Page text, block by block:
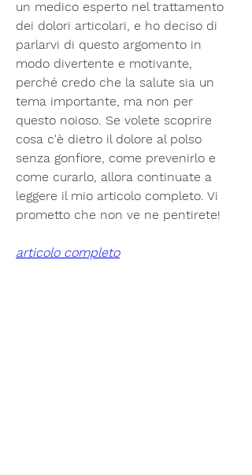
un medico esperto nel trattamento
dei dolori articolari, e ho deciso di
parlarvi di questo argomento in
modo divertente e motivante,
perché credo che la salute sia un
tema importante, ma non per
questo noioso. Se volete scoprire
cosa c'è dietro il dolore al polso
senza gonfiore, come prevenirlo e
come curarlo, allora continuate a
leggere il mio articolo completo. Vi
prometto che non ve ne pentirete!
articolo completo